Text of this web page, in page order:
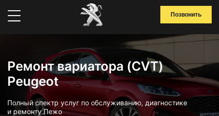
Позвонить
Ремонт вариатора (CVT)
Peugeot
Полный спектр услуг по обслуживанию, диагностике
и ремонту Пежо